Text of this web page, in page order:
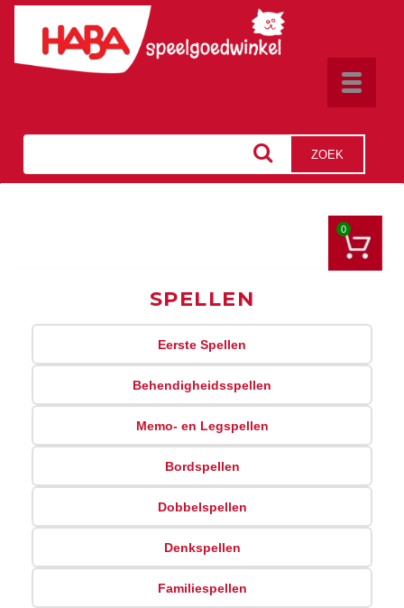
Toggle
ZOEK
0
SPELLEN
Eerste Spellen
Behendigheidsspellen
Memo- en Legspellen
Bordspellen
Dobbelspellen
Denkspellen
Familiespellen